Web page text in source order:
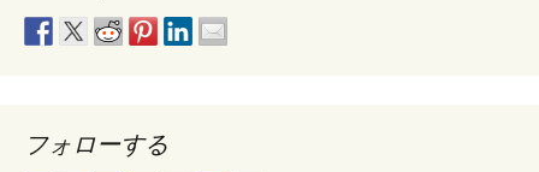
フォローする